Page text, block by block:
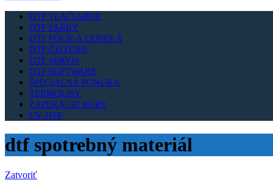
DTF TLAČIARNE
DTF FARBY
DTF FÓLIE A LEPIDLÁ
DTF ČISTENIE
DTF SERVIS
DTF SOFTWARE
ŠPECIALNÁ PONUKA
TERMOLISY
ZAPEKACIE RÚRY
UV DTF
dtf spotrebný materiál
Zatvoriť